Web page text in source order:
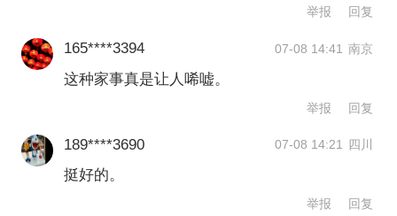
创业夫妇曾登顶胡润富豪榜
大洋电机成立于2000年，2008年6月上
市，主要从事电机及驱动控制系统业
务。
举报 回复
165****3394 07-08 14:41 南京
这种家事真是让人唏嘘。
举报 回复
189****3690 07-08 14:21 四川
挺好的。
举报 回复